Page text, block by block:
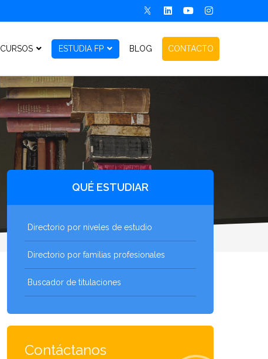
CURSOS ESTUDIA FP BLOG CONTACTO
QUÉ ESTUDIAR
Directorio por niveles de estudio
Directorio por familias profesionales
Buscador de titulaciones
Contáctanos